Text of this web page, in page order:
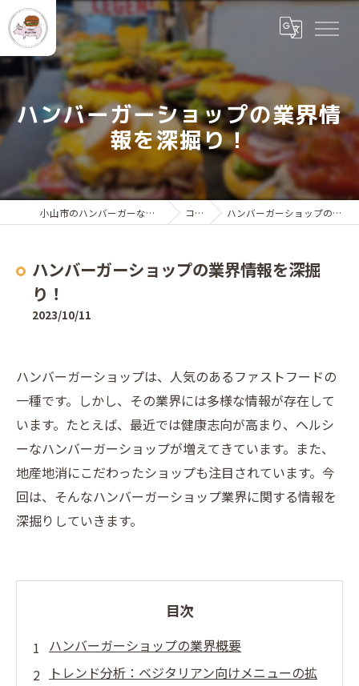
ハンバーガーショップの業界情
報を深掘り！
小山市のハンバーガーならr and a Burger Shop コラム ハンバーガーショップの業界情報を深掘り！
ハンバーガーショップの業界情報を深掘
り！
2023/10/11
ハンバーガーショップは、人気のあるファストフードの
一種です。しかし、その業界には多様な情報が存在して
います。たとえば、最近では健康志向が高まり、ヘルシ
ーなハンバーガーショップが増えてきています。また、
地産地消にこだわったショップも注目されています。今
回は、そんなハンバーガーショップ業界に関する情報を
深掘りしていきます。
目次
ハンバーガーショップの業界概要
トレンド分析：ベジタリアン向けメニューの拡